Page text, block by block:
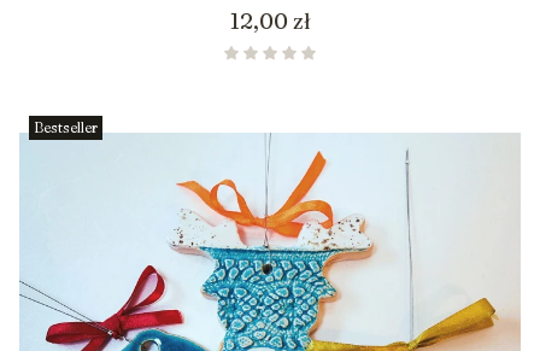
Cena
12,00 zł
Bestseller